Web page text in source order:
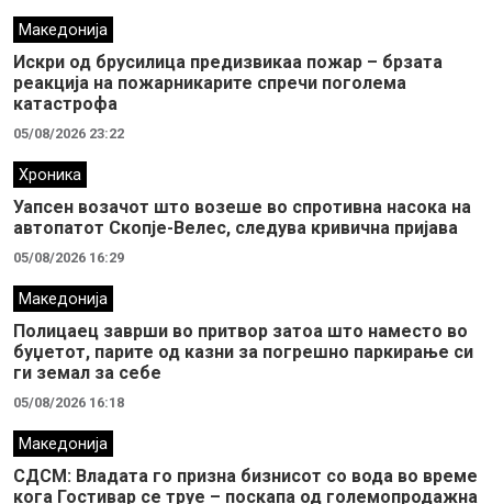
Македонија
Искри од брусилица предизвикаа пожар – брзата
реакција на пожарникарите спречи поголема
катастрофа
05/08/2026 23:22
Хроника
Уапсен возачот што возеше во спротивна насока на
автопатот Скопје-Велес, следува кривична пријава
05/08/2026 16:29
Македонија
Полицаец заврши во притвор затоа што наместо во
буџетот, парите од казни за погрешно паркирање си
ги земал за себе
05/08/2026 16:18
Македонија
СДСМ: Владата го призна бизнисот со вода во време
кога Гостивар се труе – поскапа од големопродажна